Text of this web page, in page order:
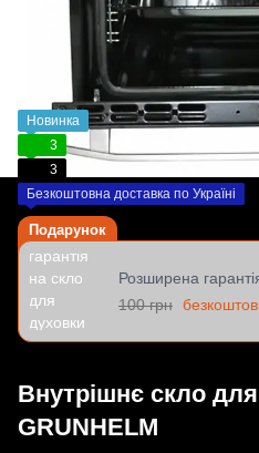
Новинка
3
3
Безкоштовна доставка по Україні
Подарунок
Розширена
100 грн
Внутрішнє скло
GRUNHELM